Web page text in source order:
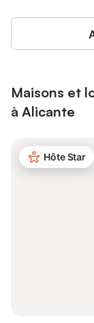
Maisons et
à Alicante
Hôte Star